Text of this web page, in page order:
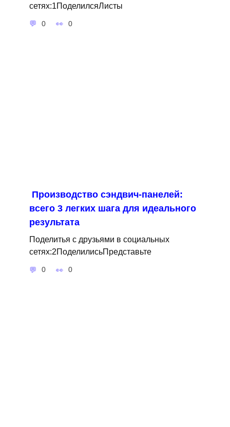
сетях:1ПоделилсяЛисты
0 0
Производство сэндвич-панелей:
всего 3 легких шага для идеального
результата
Поделитья с друзьями в социальных
сетях:2ПоделилисьПредставьте
0 0